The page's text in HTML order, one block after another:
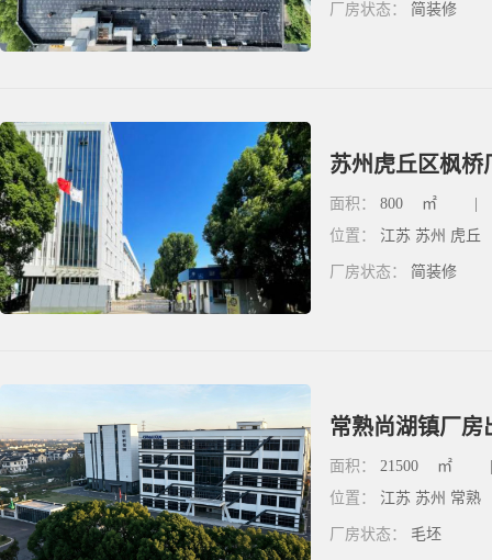
厂房状态： 简装修
苏州虎丘区枫桥
面积： 800 ㎡
位置： 江苏 苏州 虎丘
厂房状态： 简装修
常熟尚湖镇厂房
面积： 21500 ㎡
位置： 江苏 苏州 常熟
厂房状态： 毛坯